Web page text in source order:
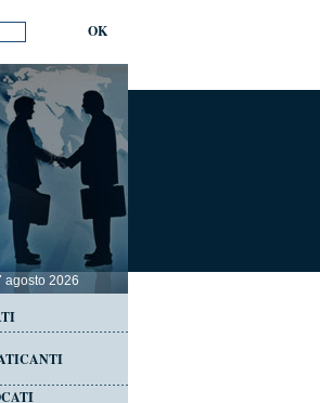
OK
agosto 2026